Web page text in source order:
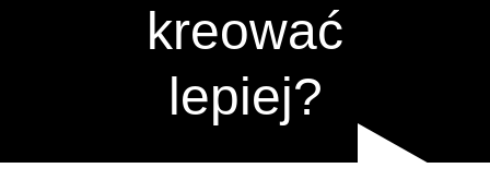
kreować
lepiej?